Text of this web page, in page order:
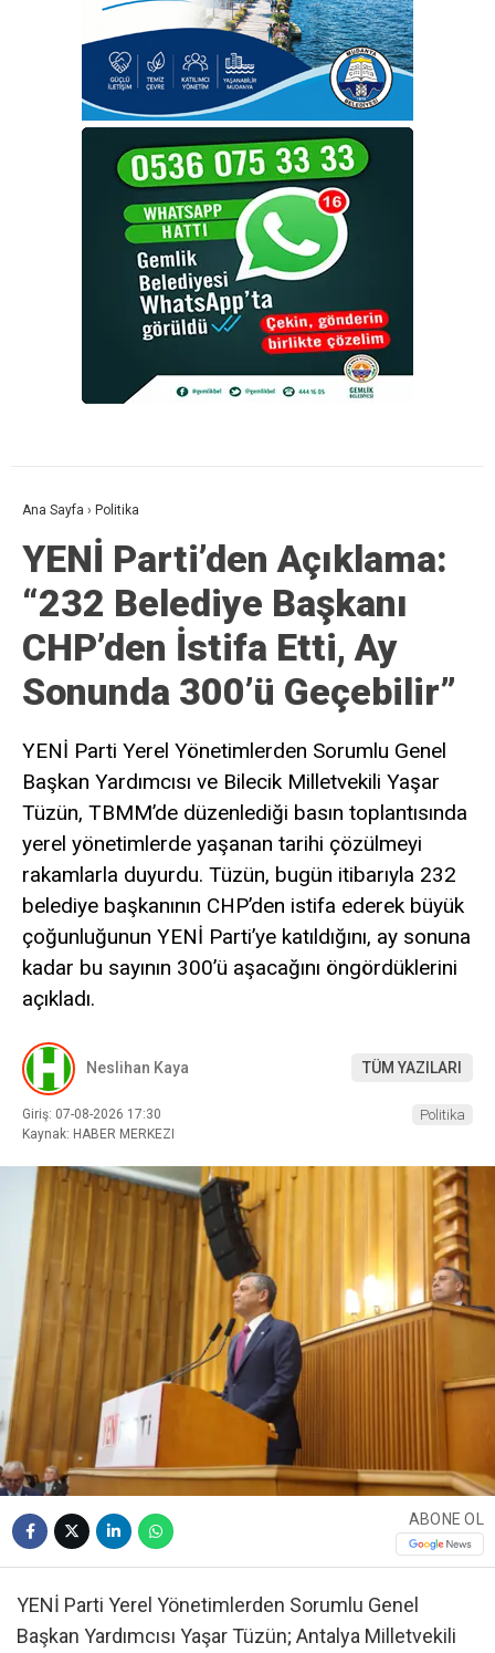
Ana Sayfa › Politika
YENİ Parti’den Açıklama:
“232 Belediye Başkanı
CHP’den İstifa Etti, Ay
Sonunda 300’ü Geçebilir”
YENİ Parti Yerel Yönetimlerden Sorumlu Genel
Başkan Yardımcısı ve Bilecik Milletvekili Yaşar
Tüzün, TBMM’de düzenlediği basın toplantısında
yerel yönetimlerde yaşanan tarihi çözülmeyi
rakamlarla duyurdu. Tüzün, bugün itibarıyla 232
belediye başkanının CHP’den istifa ederek büyük
çoğunluğunun YENİ Parti’ye katıldığını, ay sonuna
kadar bu sayının 300’ü aşacağını öngördüklerini
açıkladı.
Neslihan Kaya TÜM YAZILARI
Giriş: 07-08-2026 17:30
Kaynak: HABER MERKEZI
Politika
ABONE OL
YENİ Parti Yerel Yönetimlerden Sorumlu Genel
Başkan Yardımcısı Yaşar Tüzün; Antalya Milletvekili